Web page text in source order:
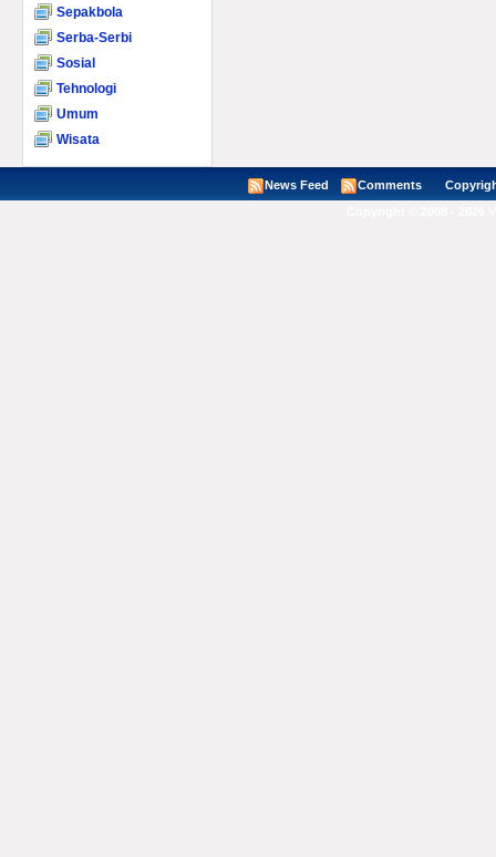
Sepakbola
Serba-Serbi
Sosial
Tehnologi
Umum
Wisata
News Feed Comments Copyright